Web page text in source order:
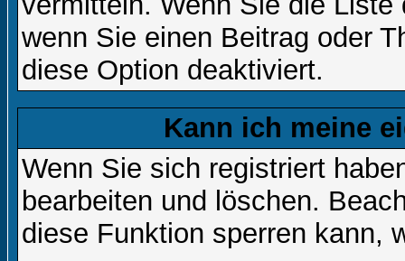
wenn Sie einen Beitrag oder
diese Option deaktiviert.
Kann ich meine
Wenn Sie sich registriert
bearbeiten und löschen.
diese Funktion sperren kann,